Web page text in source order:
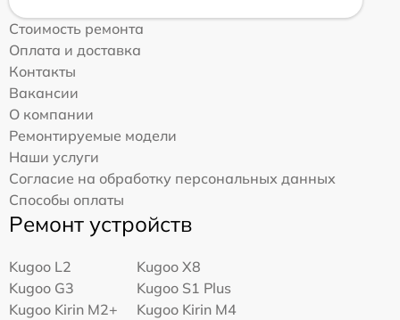
Стоимость ремонта
Оплата и доставка
Контакты
Вакансии
О компании
Ремонтируемые модели
Наши услуги
Согласие на обработку персональных данных
Способы оплаты
Ремонт устройств
Kugoo L2
Kugoo X8
Kugoo G3
Kugoo S1 Plus
Kugoo Kirin M2+
Kugoo Kirin M4